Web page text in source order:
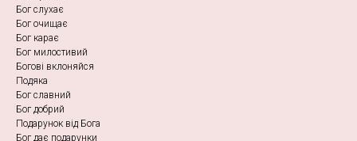
Бог слухає
Бог очищає
Бог карає
Бог милостивий
Богові вклоняйся
Подяка
Бог славний
Бог добрий
Подарунок від Бога
Бог дає подарунки